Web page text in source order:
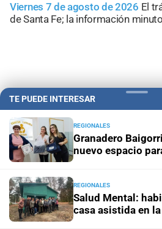
Viernes 7 de agosto de 2026 El
de Santa Fe; la información
+ Sucesos
TE PUEDE INTERESAR
REGIONALES
Granadero
nuevo espacio
REGIONALES
Salud Mental:
casa asistida en